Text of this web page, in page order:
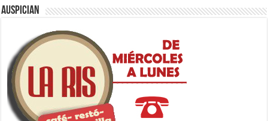
Auspician